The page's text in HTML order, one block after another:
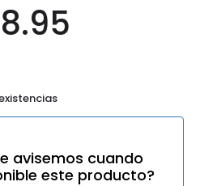
8.95
avisemos cuando
este producto?